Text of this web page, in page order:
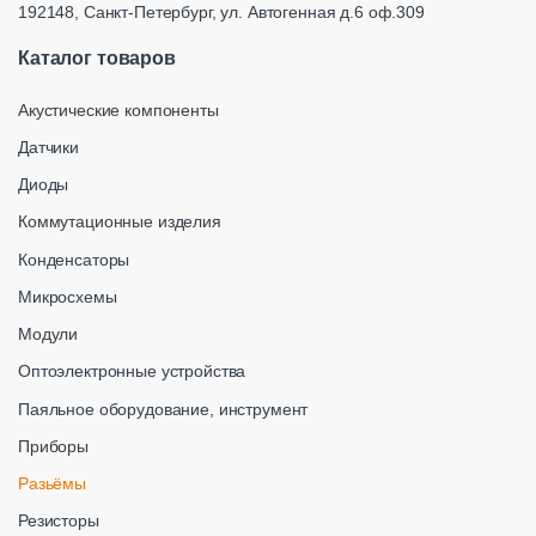
192148, Санкт-Петербург, ул. Автогенная д.6 оф.309
Каталог товаров
Акустические компоненты
Датчики
Диоды
Коммутационные изделия
Конденсаторы
Микросхемы
Модули
Оптоэлектронные устройства
Паяльное оборудование, инструмент
Приборы
Разьёмы
Резисторы